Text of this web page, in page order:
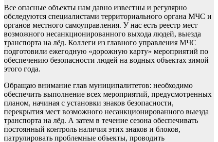
Все опасные объекты нам давно известны и регулярно
обследуются специалистами территориального органа МЧС и
органов местного самоуправления. У нас есть реестр мест
возможного несанкционированного выхода людей, выезда
транспорта на лёд. Коллеги из главного управления МЧС
подготовили ежегодную «дорожную карту» мероприятий по
обеспечению безопасности людей на водных объектах зимой
этого года.
Обращаю внимание глав муниципалитетов: необходимо
обеспечить выполнение всех мероприятий, предусмотренных
планом, начиная с установки знаков безопасности,
перекрытия мест возможного несанкционированного выезда
транспорта на лёд. А затем в течение сезона обеспечивать
постоянный контроль наличия этих знаков и блоков,
патрулировать проблемные объекты, проводить